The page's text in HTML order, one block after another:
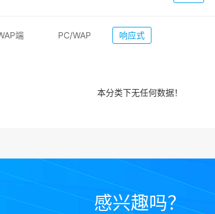
端 PC/WAP 响应式
本分类下无任何数据！
感兴趣吗？